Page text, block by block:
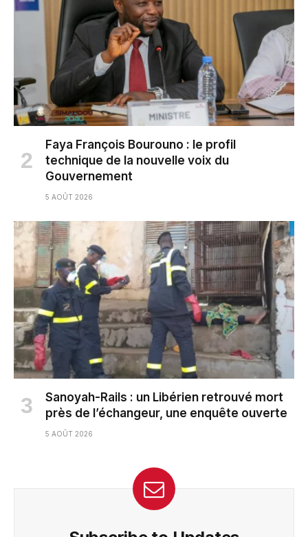
Faya François Bourouno : le profil
technique de la nouvelle voix du
Gouvernement
5 AOÛT 2026
Sanoyah-Rails : un Libérien retrouvé mort
près de l’échangeur, une enquête ouverte
5 AOÛT 2026